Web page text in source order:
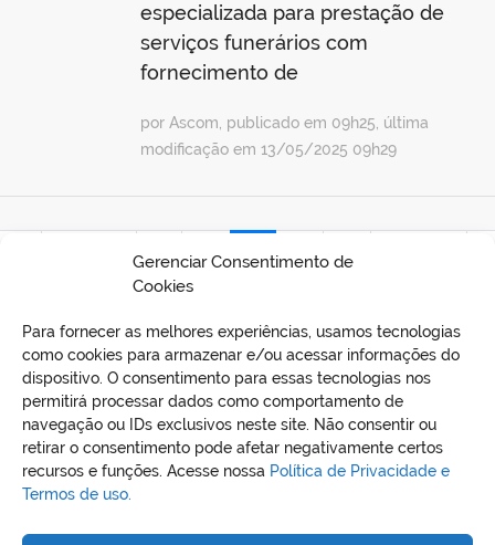
Gerenciar Consentimento de
Cookies
Para fornecer as melhores experiências, usamos tecnologias
como cookies para armazenar e/ou acessar informações do
dispositivo. O consentimento para essas tecnologias nos
permitirá processar dados como comportamento de
navegação ou IDs exclusivos neste site. Não consentir ou
retirar o consentimento pode afetar negativamente certos
recursos e funções. Acesse nossa Política de Privacidade e
Termos de uso.
especializada para prestação de
serviços funerários com
fornecimento de
por Ascom, publicado em 09h25, última
modificação em 13/05/2025 09h29
20 23